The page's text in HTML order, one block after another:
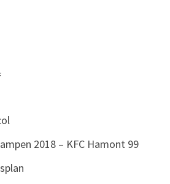
2018 – KFC Hamont 99